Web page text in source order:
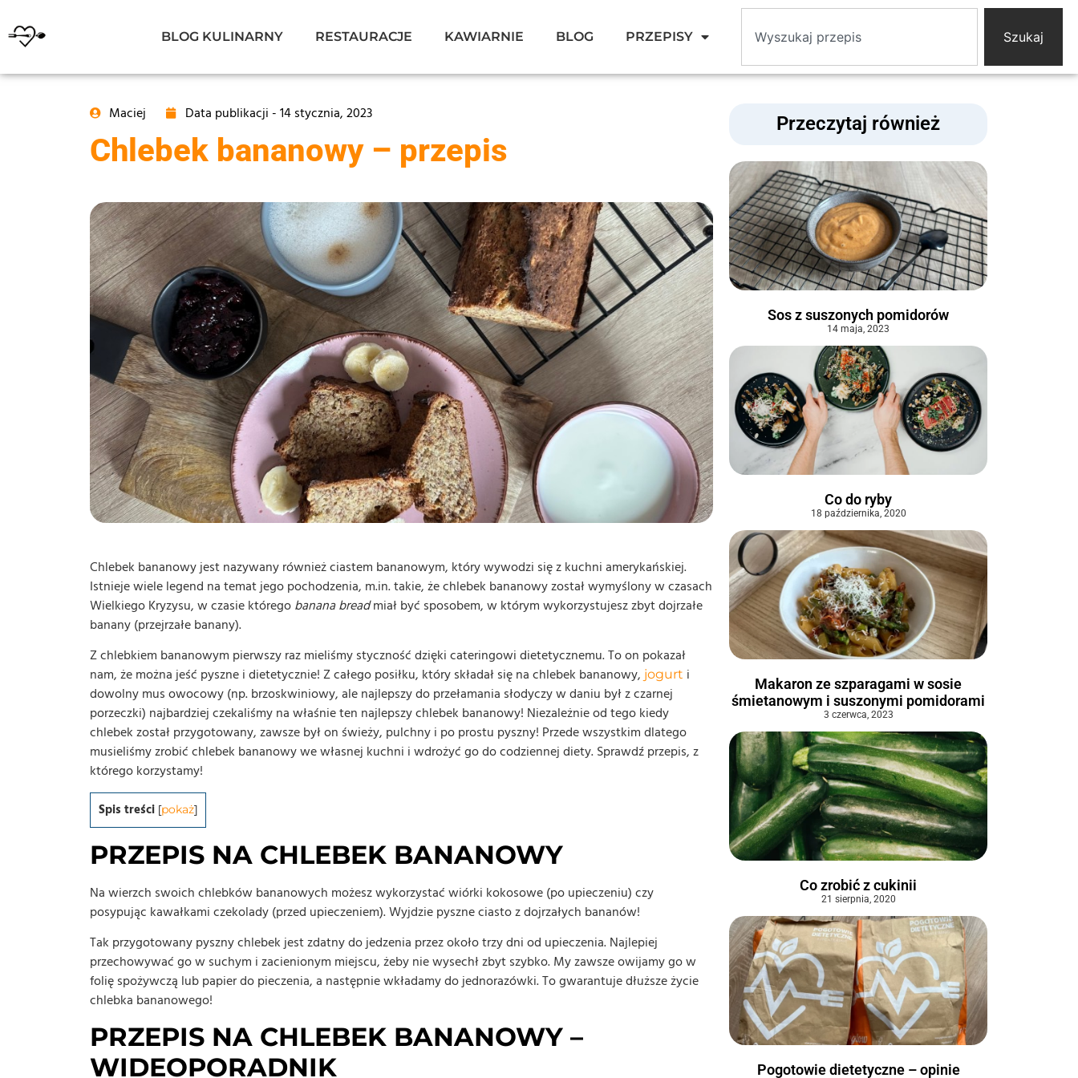
BLOG KULINARNY RESTAURACJE KAWIARNIE BLOG PRZEPISY Szukaj
Maciej Data publikacji - 14 stycznia, 2023
Chlebek bananowy – przepis
Chlebek bananowy jest nazywany również ciastem bananowym, który wywodzi się z kuchni amerykańskiej.
Istnieje wiele legend na temat jego pochodzenia, m.in. takie, że chlebek bananowy został wymyślony w czasach
Wielkiego Kryzysu, w czasie którego banana breadmiał być sposobem, w którym wykorzystujesz zbyt dojrzałe
banany (przejrzałe banany).
Z chlebkiem bananowym pierwszy raz mieliśmy styczność dzięki cateringowi dietetycznemu. To on pokazał
nam, że można jeść pyszne i dietetycznie! Z całego posiłku, który składał się na chlebek bananowy, jogurt i
dowolny mus owocowy (np. brzoskwiniowy, ale najlepszy do przełamania słodyczy w daniu był z czarnej
porzeczki) najbardziej czekaliśmy na właśnie ten najlepszy chlebek bananowy! Niezależnie od tego kiedy
chlebek został przygotowany, zawsze był on świeży, pulchny i po prostu pyszny! Przede wszystkim dlatego
musieliśmy zrobić chlebek bananowy we własnej kuchni i wdrożyć go do codziennej diety. Sprawdź przepis, z
którego korzystamy!
Spis treści [pokaż]
PRZEPIS NA CHLEBEK BANANOWY
Na wierzch swoich chlebków bananowych możesz wykorzystać wiórki kokosowe (po upieczeniu) czy
posypując kawałkami czekolady (przed upieczeniem). Wyjdzie pyszne ciasto z dojrzałych bananów!
Tak przygotowany pyszny chlebek jest zdatny do jedzenia przez około trzy dni od upieczenia. Najlepiej
przechowywać go w suchym i zacienionym miejscu, żeby nie wysechł zbyt szybko. My zawsze owijamy go w
folię spożywczą lub papier do pieczenia, a następnie wkładamy do jednorazówki. To gwarantuje dłuższe życie
chlebka bananowego!
PRZEPIS NA CHLEBEK BANANOWY –
WIDEOPORADNIK
Przeczytaj również
Sos z suszonych pomidorów
14 maja, 2023
Co do ryby
18 października, 2020
Makaron ze szparagami w sosie
śmietanowym i suszonymi pomidorami
3 czerwca, 2023
Co zrobić z cukinii
21 sierpnia, 2020
Pogotowie dietetyczne – opinie